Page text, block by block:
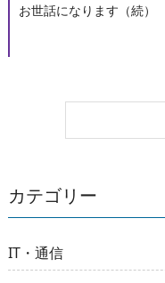
お世話になります（続）
カテゴリー
IT・通信